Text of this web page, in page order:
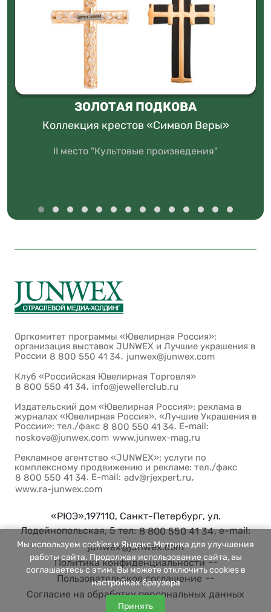
ЗОЛОТАЯ ПОДКОВА
Коллекция крестов «Символ Веры»
II место "Культовые произведения"
Оргкомитет программы «Ювелирная Россия»:
организация выставок JUNWEX и Лучшие украшения в
России 8 800 550 41 34, junwex@junwex.com
Клуб «Российская Ювелирная Торговля»
8 800 550 41 34, info@jewellerclub.ru
Издательский дом «Ювелирная Россия»: реклама в
журналах «Ювелирная Россия», «Лучшие Украшения в
России»: тел./факс 8 800 550 41 34. E-mail:
noskova@junwex.com www.junwex-mag.ru
Рекламное агентство «JUNWEX»: услуги по
комплексному продвижению и рекламе: тел./факс
8 800 550 41 34. E-mail: adv@rjexpert.ru,
www.ra-junwex.com
«РЮЭ»,197110, Санкт-Петербург, ул.
Лодейнопольская, 5 тел:8 800 550 41 34, e-mail:
junwex@junwex.com
Политика конфиденциальности--
Пользовательское соглашение --
Согласие на обработку персональных данных
Мы используем cookies и Яндекс.Метрика для улучшения
работы сайта. Продолжая использование сайта, вы
соглашаетесь с этим. Вы можете отключить cookies в
настройках браузера
Принять